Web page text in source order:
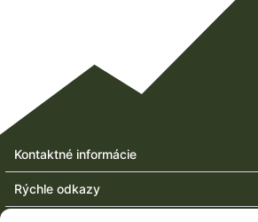
Kontaktné informácie
Rýchle odkazy